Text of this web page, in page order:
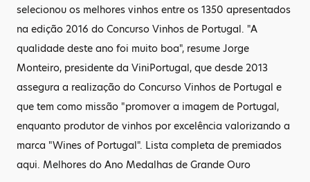
selecionou os melhores vinhos entre os 1350 apresentados
na edição 2016 do Concurso Vinhos de Portugal. "A
qualidade deste ano foi muito boa", resume Jorge
Monteiro, presidente da ViniPortugal, que desde 2013
assegura a realização do Concurso Vinhos de Portugal e
que tem como missão "promover a imagem de Portugal,
enquanto produtor de vinhos por excelência valorizando a
marca "Wines of Portugal". Lista completa de premiados
aqui. Melhores do Ano Medalhas de Grande Ouro